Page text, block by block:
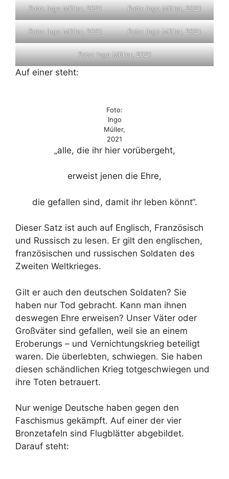
Foto: Ingo Müller, 2021 Foto: Ingo Müller, 2021
Foto: Ingo Müller, 2021 Foto: Ingo Müller, 2021
Foto: Ingo Müller, 2021
Auf einer steht:
Foto:
Ingo
Müller,
2021
„alle, die ihr hier vorübergeht,
erweist jenen die Ehre,
die gefallen sind, damit ihr leben könnt“.
Dieser Satz ist auch auf Englisch, Französisch
und Russisch zu lesen. Er gilt den englischen,
französischen und russischen Soldaten des
Zweiten Weltkrieges.
Gilt er auch den deutschen Soldaten? Sie
haben nur Tod gebracht. Kann man ihnen
deswegen Ehre erweisen? Unser Väter oder
Großväter sind gefallen, weil sie an einem
Eroberungs – und Vernichtungskrieg beteiligt
waren. Die überlebten, schwiegen. Sie haben
diesen schändlichen Krieg totgeschwiegen und
ihre Toten betrauert.
Nur wenige Deutsche haben gegen den
Faschismus gekämpft. Auf einer der vier
Bronzetafeln sind Flugblätter abgebildet.
Darauf steht: